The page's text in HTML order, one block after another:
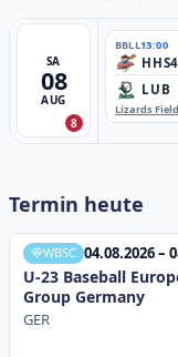
SA
08
AUG
8
BBLL13:00
HHS4
LUB
Lizards
Termin heute
WBSC 04.08.2026 –
U-23 Baseball
Group Germany
GER